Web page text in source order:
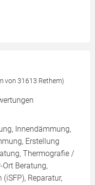
von 31613 Rethem)
Innendämmung,
Erstellung
Thermografie /
Ort Beratung,
Reparatur,